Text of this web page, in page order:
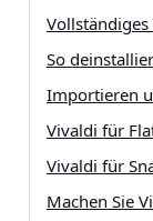
So
Importieren
Vivaldi für
Vivaldi für
Machen Sie